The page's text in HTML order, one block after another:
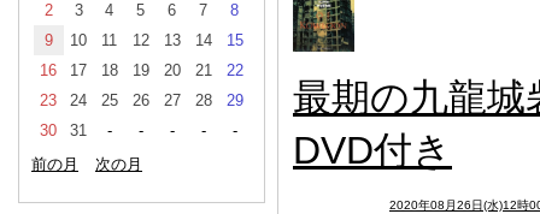
2
3 4 5 6 7
8
9
10 11 12 13 14
15
16
17 18 19 20 21
22
23
24 25 26 27 28
29
30
31 - - - -
-
前の月
次の月
最期の九龍城
DVD付き
2020年08月26日(水)12時